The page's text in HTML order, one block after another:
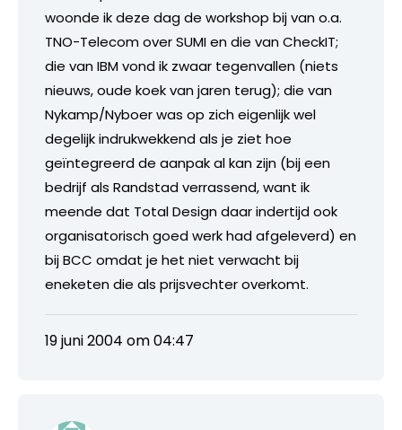
woonde ik deze dag de workshop bij van o.a.
TNO-Telecom over SUMI en die van CheckIT;
die van IBM vond ik zwaar tegenvallen (niets
nieuws, oude koek van jaren terug); die van
Nykamp/Nyboer was op zich eigenlijk wel
degelijk indrukwekkend als je ziet hoe
geïntegreerd de aanpak al kan zijn (bij een
bedrijf als Randstad verrassend, want ik
meende dat Total Design daar indertijd ook
organisatorisch goed werk had afgeleverd) en
bij BCC omdat je het niet verwacht bij
eneketen die als prijsvechter overkomt.
19 juni 2004 om 04:47